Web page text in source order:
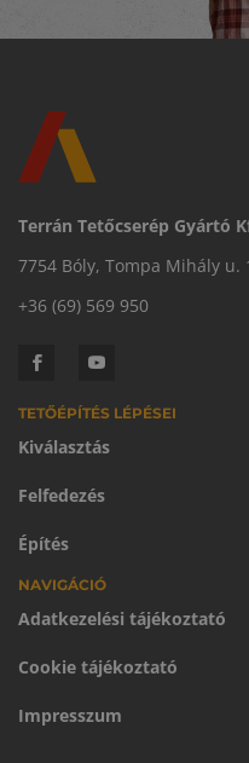
Terrán Tetőcserép Gyártó
7754 Bóly, Tompa Mihály u.
+36 (69) 569 950
TETŐÉPÍTÉS LÉPÉSEI
Kiválasztás
Felfedezés
Építés
NAVIGÁCIÓ
Adatkezelési tájékoztató
Cookie tájékoztató
Impresszum